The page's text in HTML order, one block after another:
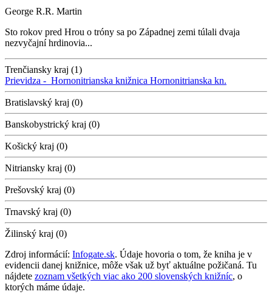
George R.R. Martin
Sto rokov pred Hrou o tróny sa po Západnej zemi túlali dvaja
nezvyčajní hrdinovia...
Trenčiansky kraj (1)
Prievidza - Hornonitrianska knižnica Hornonitrianska kn.
Bratislavský kraj (0)
Banskobystrický kraj (0)
Košický kraj (0)
Nitriansky kraj (0)
Prešovský kraj (0)
Trnavský kraj (0)
Žilinský kraj (0)
Zdroj informácií: Infogate.sk. Údaje hovoria o tom, že kniha je v
evidencii danej knižnice, môže však už byť aktuálne požičaná. Tu
nájdete zoznam všetkých viac ako 200 slovenských knižníc, o
ktorých máme údaje.